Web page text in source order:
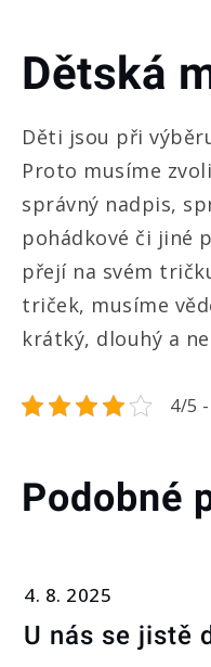
Dětská
Děti jsou při
Proto musíme
správný nadpis,
pohádkové či jiné
přejí na svém
triček, musíme
krátký, dlouhý a
4/5
Podobné
4. 8. 2025
U nás se jistě